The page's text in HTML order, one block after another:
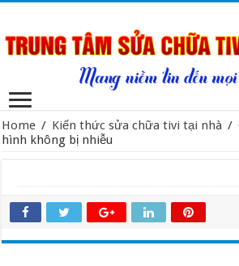
Home / Kiến thức sửa chữa tivi tại nhà /
hình không bị nhiễu